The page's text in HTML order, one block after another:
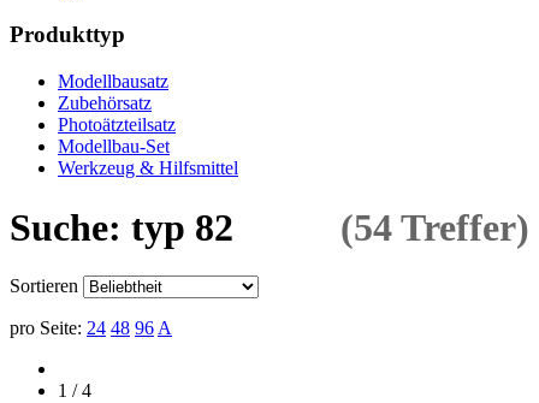
Produkttyp
Modellbausatz
Zubehörsatz
Photoätzteilsatz
Modellbau-Set
Werkzeug & Hilfsmittel
Suche: typ 82 (54 Treffer)
Sortieren
pro Seite: 24 48 96 A
1 / 4